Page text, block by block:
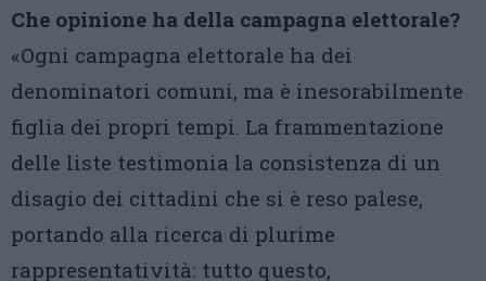
Che opinione ha della campagna elettorale?
«Ogni campagna elettorale ha dei
denominatori comuni, ma è inesorabilmente
figlia dei propri tempi. La frammentazione
delle liste testimonia la consistenza di un
disagio dei cittadini che si è reso palese,
portando alla ricerca di plurime
rappresentatività: tutto questo,